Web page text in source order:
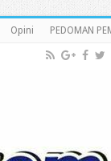
Opini PEDOMAN